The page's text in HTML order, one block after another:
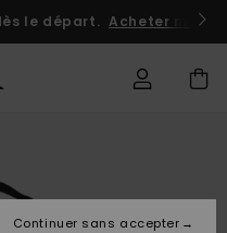
le départ. Acheter
Continuer sans accepter